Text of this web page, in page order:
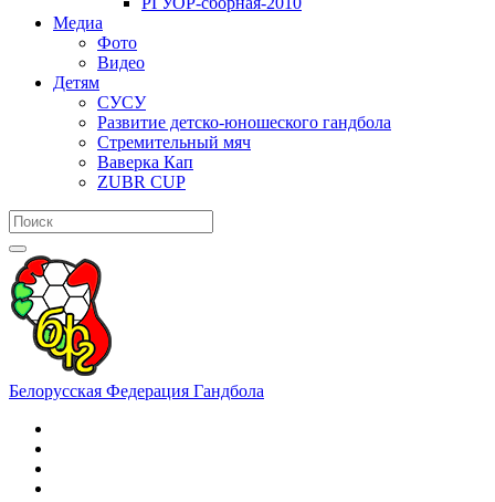
Медиа
Фото
Видео
Детям
СУСУ
Развитие детско-юношеского гандбола
Стремительный мяч
Ваверка Кап
ZUBR CUP
Белорусская Федерация Гандбола